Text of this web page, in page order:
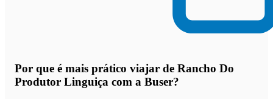
Por que é mais prático viajar de Rancho Do
Produtor Linguiça com a Buser?